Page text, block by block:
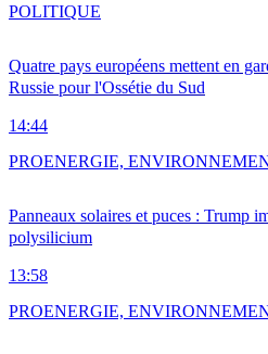
Quatre pays européens mettent en
Russie pour l'Ossétie du Sud
14:44
POLITIQUE
Panneaux solaires et puces : Trump
polysilicium
13:58
PROENERGIE,
PROENERGIE,